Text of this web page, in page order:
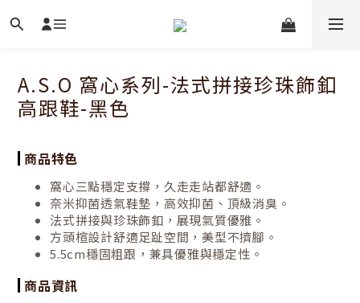
A.S.O 窩心系列-法式拼接珍珠飾釦
高跟鞋-黑色
商品特色
窩心三點穩定支撐，久走走站都舒適。
奈米抑菌透氣鞋墊，高效抑菌、頂級消臭。
法式拼接與珍珠飾釦，展現氣質優雅。
方頭楦設計舒適足趾空間，美型不擠腳。
5.5cm穩固粗跟，兼具優雅與穩定性。
商品資訊